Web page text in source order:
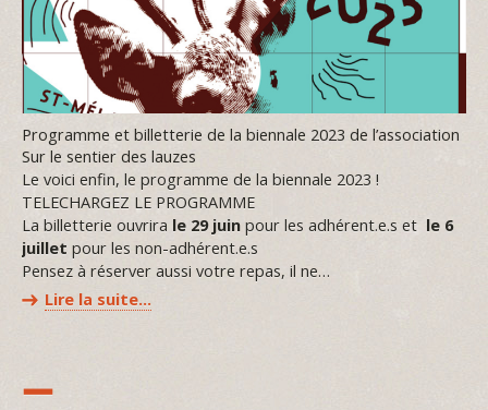
Programme et billetterie de la biennale 2023 de l’association
Sur le sentier des lauzes
Le voici enfin, le programme de la biennale 2023 !
TELECHARGEZ LE PROGRAMME
La billetterie ouvrira le 29 juin pour les adhérent.e.s et le 6
juillet pour les non-adhérent.e.s
Pensez à réserver aussi votre repas, il ne…
Lire la suite…